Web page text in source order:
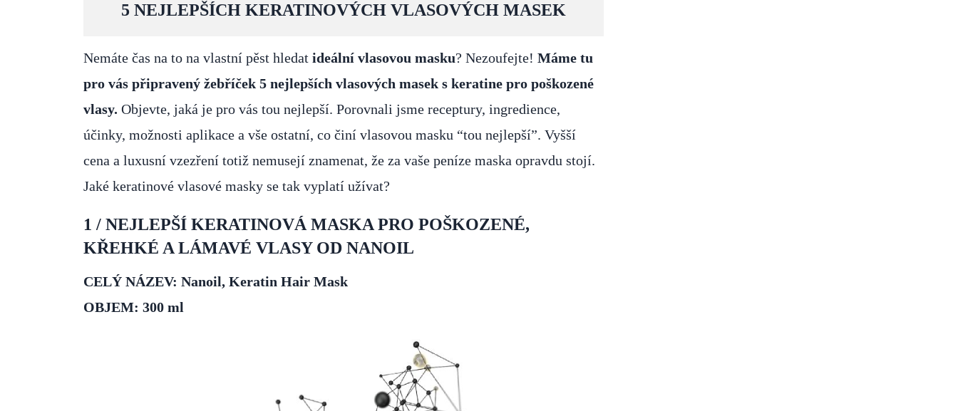
5 NEJLEPŠÍCH KERATINOVÝCH VLASOVÝCH MASEK
Nemáte čas na to na vlastní pěst hledat ideální vlasovou masku? Nezoufejte! Máme tu
pro vás připravený žebříček 5 nejlepších vlasových masek s keratine pro poškozené
vlasy. Objevte, jaká je pro vás tou nejlepší. Porovnali jsme receptury, ingredience,
účinky, možnosti aplikace a vše ostatní, co činí vlasovou masku “tou nejlepší”. Vyšší
cena a luxusní vzezření totiž nemusejí znamenat, že za vaše peníze maska opravdu stojí.
Jaké keratinové vlasové masky se tak vyplatí užívat?
1 / NEJLEPŠÍ KERATINOVÁ MASKA PRO POŠKOZENÉ,
KŘEHKÉ A LÁMAVÉ VLASY OD NANOIL
CELÝ NÁZEV: Nanoil, Keratin Hair Mask
OBJEM: 300 ml